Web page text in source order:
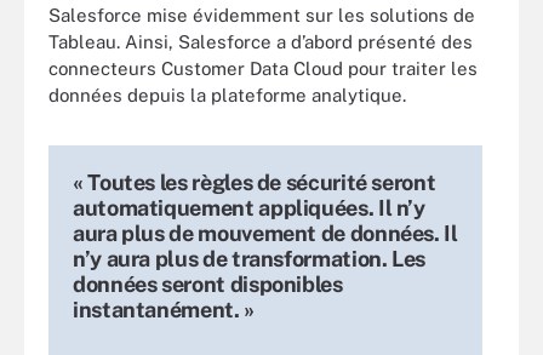
Salesforce mise évidemment sur les solutions de
Tableau. Ainsi, Salesforce a d’abord présenté des
connecteurs Customer Data Cloud pour traiter les
données depuis la plateforme analytique.
« Toutes les règles de sécurité seront
automatiquement appliquées. Il n’y
aura plus de mouvement de données. Il
n’y aura plus de transformation. Les
données seront disponibles
instantanément. »